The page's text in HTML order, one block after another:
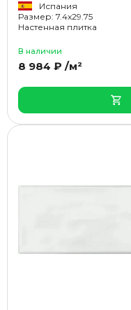
Испания
Размер: 7.4x29.75
Настенная плитка
В наличии
8 984 ₽ /м²